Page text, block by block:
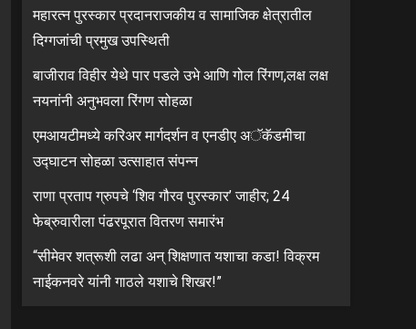
महारत्न पुरस्कार प्रदानराजकीय व सामाजिक क्षेत्रातील
दिग्गजांची प्रमुख उपस्थिती
बाजीराव विहीर येथे पार पडले उभे आणि गोल रिंगण,लक्ष लक्ष
नयनांनी अनुभवला रिंगण सोहळा
एमआयटीमध्ये करिअर मार्गदर्शन व एनडीए अॅकॅडमीचा
उद्घाटन सोहळा उत्साहात संपन्न
राणा प्रताप ग्रुपचे ‘शिव गौरव पुरस्कार’ जाहीर; 24
फेब्रुवारीला पंढरपूरात वितरण समारंभ
“सीमेवर शत्रूशी लढा अन् शिक्षणात यशाचा कडा! विक्रम
नाईकनवरे यांनी गाठले यशाचे शिखर!”